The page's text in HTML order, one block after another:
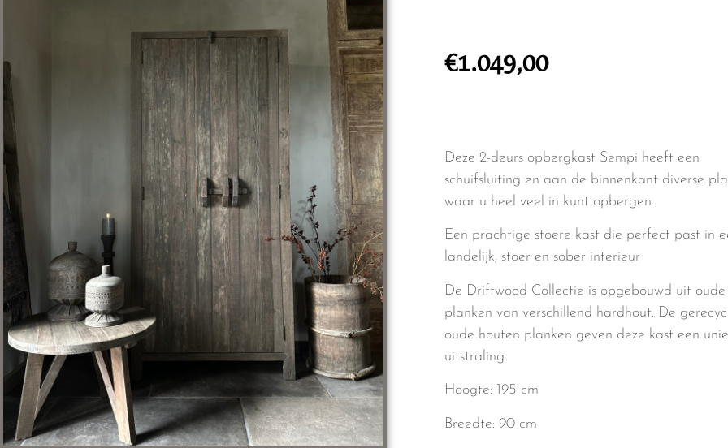
€1.049,00
Deze 2-deurs opbergkast Sempi heeft een
schuifsluiting en aan de binnenkant diverse
waar u heel veel in kunt opbergen.
Een prachtige stoere kast die perfect past in
landelijk, stoer en sober interieur
De Driftwood Collectie is opgebouwd uit oude
planken van verschillend hardhout. De
oude houten planken geven deze kast een
uitstraling.
Hoogte: 195 cm
Breedte: 90 cm